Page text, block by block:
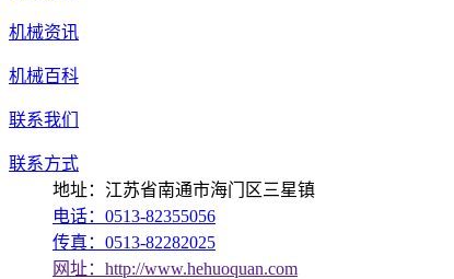
机械资讯
机械百科
联系我们
联系方式
地址：江苏省南通市海门区三星镇
电话：0513-82355056
传真：0513-82282025
网址：http://www.hehuoquan.com